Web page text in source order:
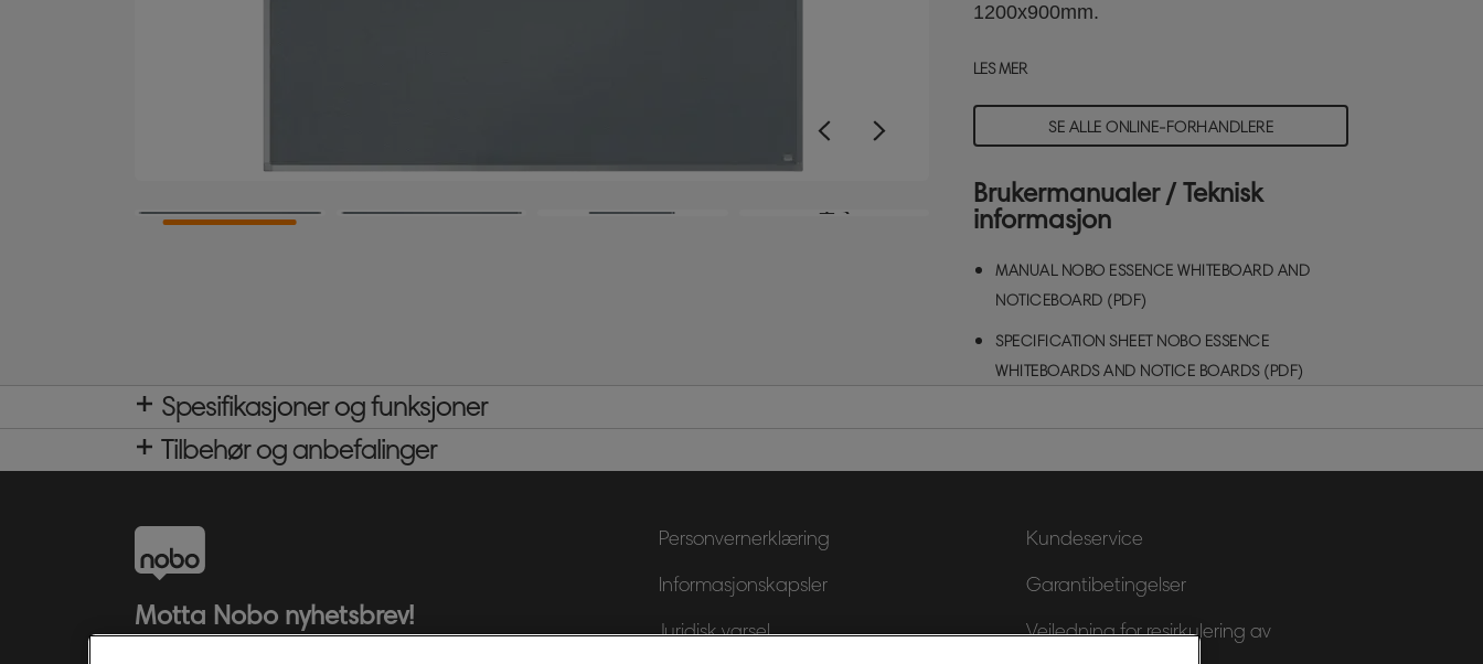
+3
1200x900mm.
LES MER
SE ALLE ONLINE-FORHANDLERE
Brukermanualer / Teknisk
informasjon
MANUAL NOBO ESSENCE WHITEBOARD AND
NOTICEBOARD (PDF)
SPECIFICATION SHEET NOBO ESSENCE
WHITEBOARDS AND NOTICE BOARDS (PDF)
Spesifikasjoner og funksjoner
Tilbehør og anbefalinger
Motta Nobo nyhetsbrev!
Personvernerklæring
Informasjonskapsler
Juridisk varsel
Kundeservice
Garantibetingelser
Veiledning for resirkulering av